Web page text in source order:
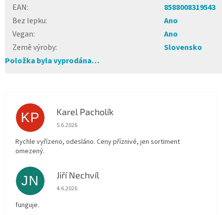
EAN:
8588008319543
Bez lepku:
Ano
Vegan:
Ano
Země výroby:
Slovensko
Položka byla vyprodána…
KP Karel Pacholík
Hodnocení obchodu je 4 z 5 hvězdiček.
5.6.2026
Rychle vyřízeno, odesláno. Ceny příznivé, jen sortiment
omezený.
JN Jiří Nechvíl
Hodnocení obchodu je 5 z 5 hvězdiček.
4.6.2026
funguje.